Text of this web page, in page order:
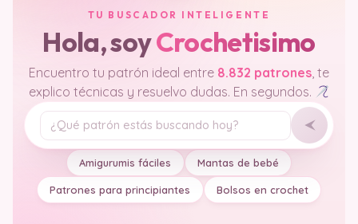
TU BUSCADOR INTELIGENTE
Hola, soyCrochetisimo
Encuentro tu patrón ideal entre 8.832 patrones, te
explico técnicas y resuelvo dudas. En segundos.
Tu pregunta
Amigurumis fáciles Mantas de bebé
Patrones para principiantes Bolsos en crochet